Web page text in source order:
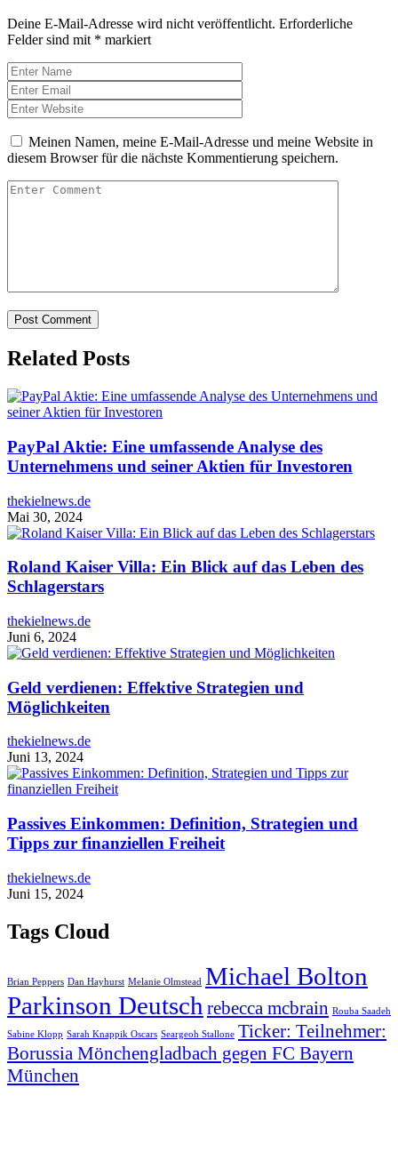
Deine E-Mail-Adresse wird nicht veröffentlicht. Erforderliche
Felder sind mit * markiert
Meinen Namen, meine E-Mail-Adresse und meine Website in
diesem Browser für die nächste Kommentierung speichern.
Related Posts
PayPal Aktie: Eine umfassende Analyse des
Unternehmens und seiner Aktien für Investoren
thekielnews.de
Mai 30, 2024
Roland Kaiser Villa: Ein Blick auf das Leben des
Schlagerstars
thekielnews.de
Juni 6, 2024
Geld verdienen: Effektive Strategien und
Möglichkeiten
thekielnews.de
Juni 13, 2024
Passives Einkommen: Definition, Strategien und
Tipps zur finanziellen Freiheit
thekielnews.de
Juni 15, 2024
Tags Cloud
Brian Peppers Dan Hayhurst Melanie Olmstead Michael Bolton
Parkinson Deutsch rebecca mcbrain Rouba Saadeh
Sabine Klopp Sarah Knappik Oscars Seargeoh Stallone Ticker: Teilnehmer:
Borussia Mönchengladbach gegen FC Bayern
München